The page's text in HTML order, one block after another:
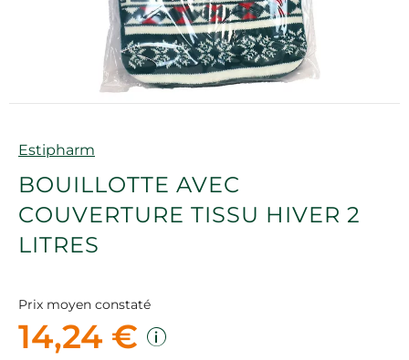
Marque
Estipharm
BOUILLOTTE AVEC
COUVERTURE TISSU HIVER 2
LITRES
Prix moyen constaté
14,24 €